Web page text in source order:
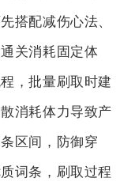
搭配减伤心法、
关消耗固定体
，批量刷取时建
消耗体力导致产
区间，防御穿
词条，刷取过程